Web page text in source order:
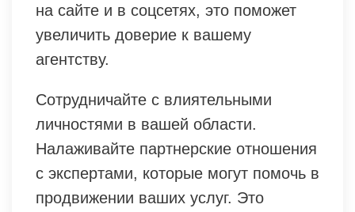
на сайте и в соцсетях, это поможет
увеличить доверие к вашему
агентству.
Сотрудничайте с влиятельными
личностями в вашей области.
Налаживайте партнерские отношения
с экспертами, которые могут помочь в
продвижении ваших услуг. Это